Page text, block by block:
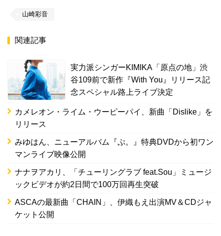
山崎彩音
関連記事
実力派シンガーKIMIKA「原点の地」渋
谷109前で新作『With You』リリース記
念スペシャル路上ライブ決定
カメレオン・ライム・ウーピーパイ、新曲「Dislike」を
リリース
みゆはん、ニューアルバム『ぷ。』特典DVDから初ワン
マンライブ映像公開
ナナヲアカリ、「チューリングラブ feat.Sou」ミュージ
ックビデオが約2日間で100万回再生突破
ASCAの最新曲「CHAIN」、伊織もえ出演MV＆CDジャ
ケット公開